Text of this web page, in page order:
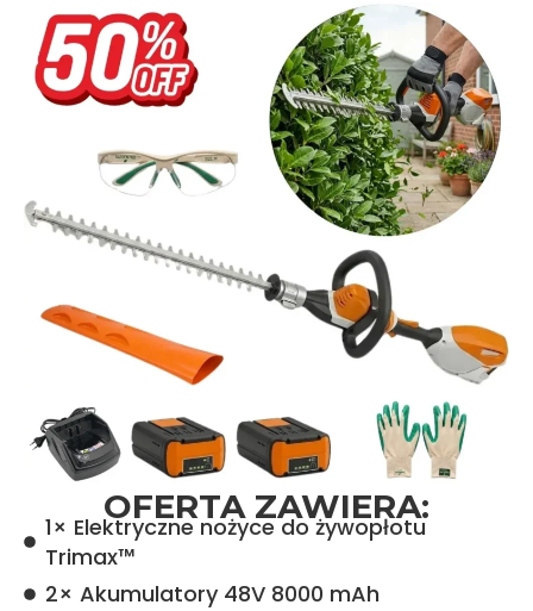
OFERTA ZAWIERA:
​1× Elektryczne nożyce do żywopłotu
Trimax™
​2× Akumulatory 48V 8000 mAh